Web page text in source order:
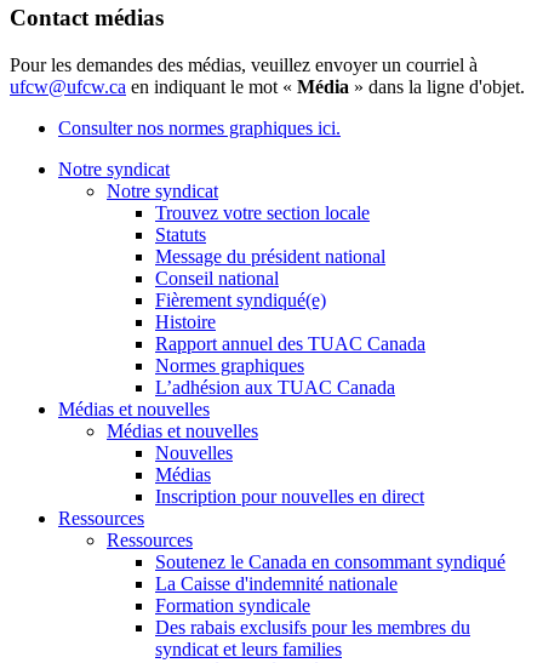
Contact médias
Pour les demandes des médias, veuillez envoyer un courriel à
ufcw@ufcw.ca en indiquant le mot « Média » dans la ligne d'objet.
Consulter nos normes graphiques ici.
Notre syndicat
Notre syndicat
Trouvez votre section locale
Statuts
Message du président national
Conseil national
Fièrement syndiqué(e)
Histoire
Rapport annuel des TUAC Canada
Normes graphiques
L’adhésion aux TUAC Canada
Médias et nouvelles
Médias et nouvelles
Nouvelles
Médias
Inscription pour nouvelles en direct
Ressources
Ressources
Soutenez le Canada en consommant syndiqué
La Caisse d'indemnité nationale
Formation syndicale
Des rabais exclusifs pour les membres du
syndicat et leurs families